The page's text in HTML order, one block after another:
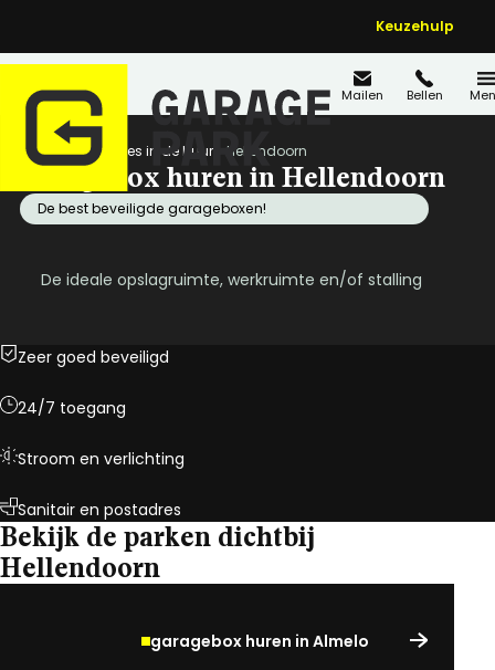
Keuzehulp
Mailen Bellen
Home Locaties in de buurt Hellendoorn
Garagebox huren in Hellendoorn
De best beveiligde garageboxen!
De ideale opslagruimte, werkruimte en/of stalling
Zeer goed beveiligd
24/7 toegang
Stroom en verlichting
Sanitair en postadres
Bekijk de parken dichtbij
Hellendoorn
garagebox huren in Almelo